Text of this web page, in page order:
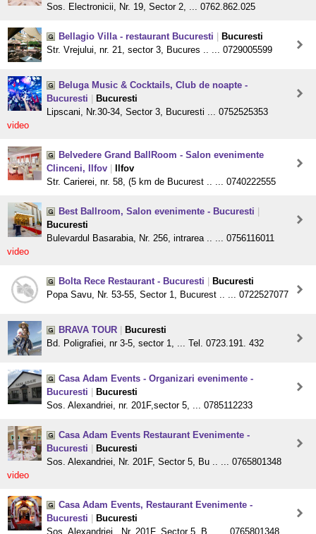
Sos. Electronicii, Nr. 19, Sector 2, ... 0762.862.025
Bellagio Villa - restaurant Bucuresti
Bucuresti
Str. Vrejului, nr. 21, sector 3, Bucures .. ... 0729005599
Beluga Music & Cocktails, Club de noapte -
Bucuresti
Bucuresti
Lipscani, Nr.30-34, Sector 3, Bucuresti ... 0752525353
video
Belvedere Grand BallRoom - Salon evenimente
Clinceni, Ilfov
Ilfov
Str. Carierei, nr. 58, (5 km de Bucurest .. ... 0740222555
Best Ballroom, Salon evenimente - Bucuresti
Bucuresti
Bulevardul Basarabia, Nr. 256, intrarea .. ... 0756116011
video
Bolta Rece Restaurant - Bucuresti
Bucuresti
Popa Savu, Nr. 53-55, Sector 1, Bucurest .. ... 0722527077
BRAVA TOUR
Bucuresti
Bd. Poligrafiei, nr 3-5, sector 1, ... Tel. 0723.191. 432
Casa Adam Events - Organizari evenimente -
Bucuresti
Bucuresti
Sos. Alexandriei, nr. 201F,sector 5, ... 0785112233
Casa Adam Events Restaurant Evenimente -
Bucuresti
Bucuresti
Sos. Alexandriei, Nr. 201F, Sector 5, Bu .. ... 0765801348
video
Casa Adam Events, Restaurant Evenimente -
Bucuresti
Bucuresti
Sos. Alexandriei , Nr. 201F, Sector 5, B .. ... 0765801348